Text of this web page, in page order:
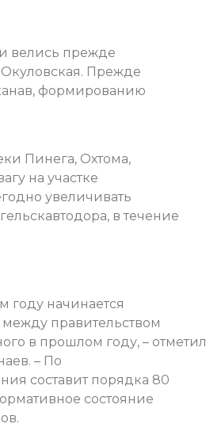
велись прежде
Прежде
формированию
Пинега, Охтома,
на участке
увеличивать
в течение
году начинается
правительством
в прошлом году, – отметил
– По
составит порядка 80
состояние